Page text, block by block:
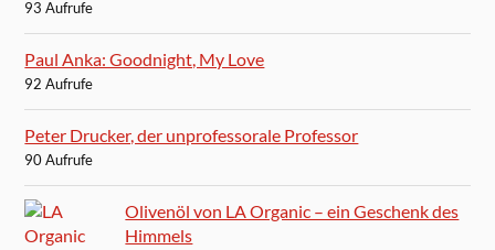
93 Aufrufe
Paul Anka: Goodnight, My Love
92 Aufrufe
Peter Drucker, der unprofessorale Professor
90 Aufrufe
Olivenöl von LA Organic – ein Geschenk des
Himmels